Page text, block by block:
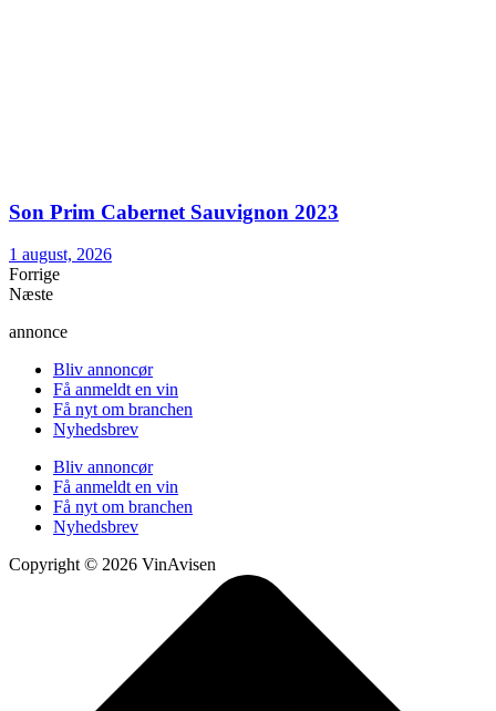
Son Prim Cabernet Sauvignon 2023
1 august, 2026
Forrige
Næste
annonce
Bliv annoncør
Få anmeldt en vin
Få nyt om branchen
Nyhedsbrev
Bliv annoncør
Få anmeldt en vin
Få nyt om branchen
Nyhedsbrev
Copyright © 2026 VinAvisen